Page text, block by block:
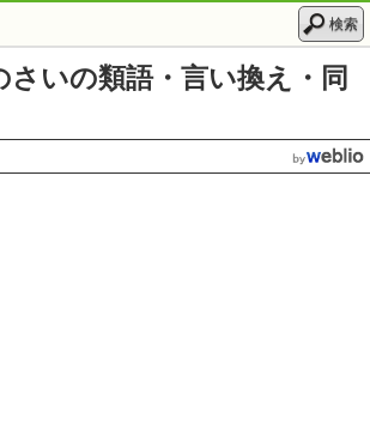
検索
さいの類語・言い換え・同